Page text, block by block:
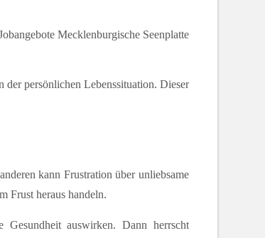
persönlichen Lebenssituation. Dieser
kann Frustration über unliebsame
Frust heraus handeln.
auswirken. Dann herrscht